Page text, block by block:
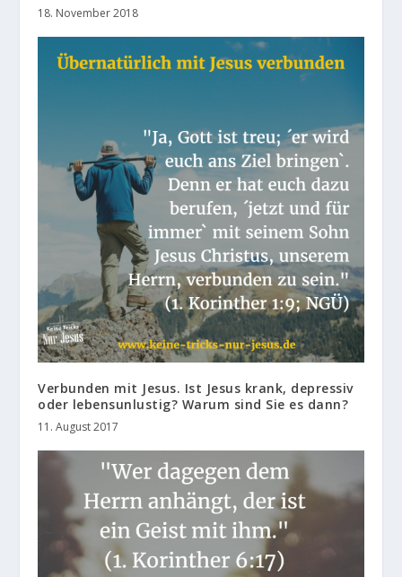
18. November 2018
Verbunden mit Jesus. Ist Jesus krank, depressiv
oder lebensunlustig? Warum sind Sie es dann?
11. August 2017